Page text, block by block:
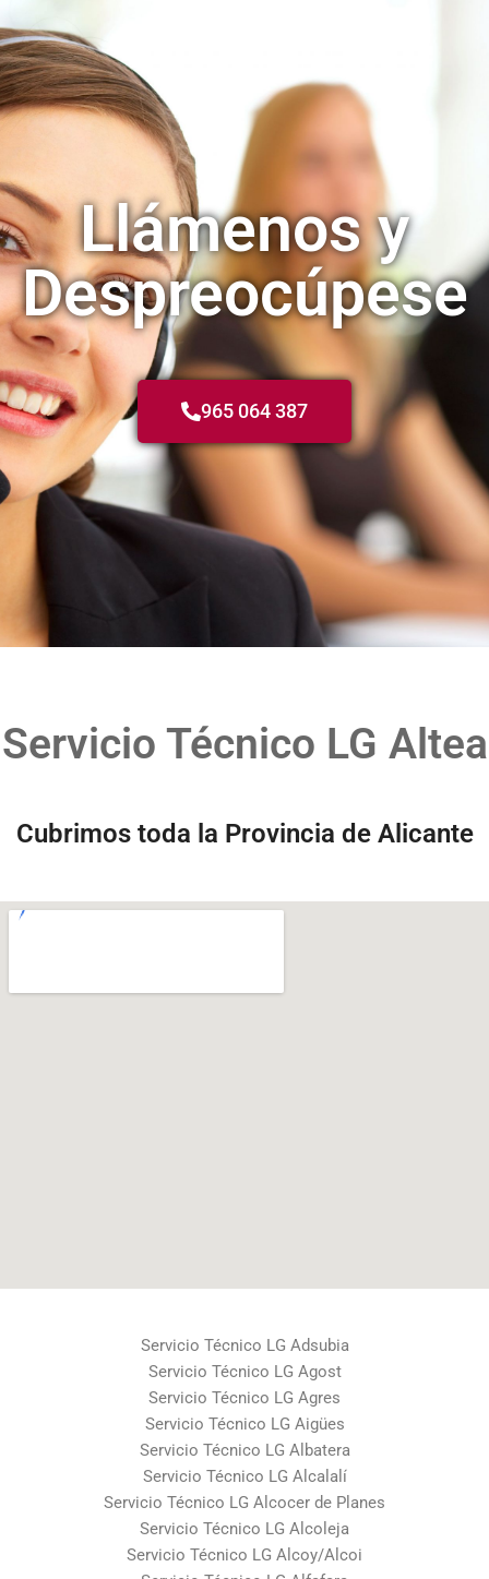
Llámenos y
Despreocúpese
965 064 387
Servicio Técnico LG Altea
Cubrimos toda la Provincia de Alicante
Servicio Técnico LG Adsubia
Servicio Técnico LG Agost
Servicio Técnico LG Agres
Servicio Técnico LG Aigües
Servicio Técnico LG Albatera
Servicio Técnico LG Alcalalí
Servicio Técnico LG Alcocer de Planes
Servicio Técnico LG Alcoleja
Servicio Técnico LG Alcoy/Alcoi